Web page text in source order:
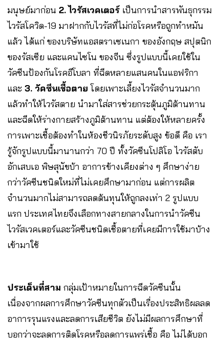
มนุษย์มาก่อน 2. ไวรัสเวคเตอร์ เป็นการนำสารพันธุกรรม
ไวรัสโควิด-19 มาฝากกับไวรัสที่ไม่ก่อโรคหรือถูกทำหมัน
แล้ว ได้แก่ ของบริษัทแอสตราเซเนกา ของอังกฤษ สปุตนิก
ของรัสเซีย และแคนไซโน ของจีน ซึ่งรูปแบบนี้เคยใช้ใน
วัคซีนป้องกันโรคอีโบลา ที่ฉีดหลายแสนคนในแอฟริกา
และ 3. วัคซีนเชื้อตาย โดยเพาะเลี้ยงไวรัสจำนวนมาก
แล้วทำให้ไวรัสตาย นำมาใส่สารช่วยกระตุ้นภูมิต้านทาน
และฉีดให้ร่างกายสร้างภูมิต้านทาน แต่ต้องให้หลายครั้ง
การเพาะเชื้อต้องทำในห้องชีวนิรภัยระดับสูง ข้อดี คือ เรา
รู้จักรูปแบบนี้มานานกว่า 70 ปี ทั้งวัคซีนโปลิโอ ไวรัสตับ
อักเสบเอ พิษสุนัขบ้า อาการข้างเคียงต่าง ๆ ศึกษาง่าย
กว่าวัคซีนชนิดใหม่ที่ไม่เคยศึกษามาก่อน แต่การผลิต
จำนวนมากไม่สามารถลดต้นทุนให้ถูกลงเท่า 2 รูปแบบ
แรก ประเทศไทยจึงเลือกทางสายกลางในการนำวัคซีน
ไวรัสเวคเตอร์และวัคซีนชนิดเชื้อตายที่เคยมีการใช้มาบ้าง
เข้ามาใช้
ประเด็นที่สาม กลุ่มเป้าหมายในการฉีดวัคซีนนั้น
เนื่องจากผลการศึกษาวัคซีนทุกตัวเป็นเรื่องประสิทธิผลลด
อาการรุนแรงและลดการเสียชีวิต ยังไม่มีผลการศึกษาที่
บอกว่าจะลดการติดโรคหรือลดการแพร่เชื้อ คือ ไม่ได้บอก